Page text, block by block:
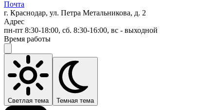
Почта
г. Краснодар, ул. Петра Метальникова, д. 2
Адрес
пн-пт 8:30-18:00, сб. 8:30-16:00, вс - выходной
Время работы
Светлая тема Темная тема